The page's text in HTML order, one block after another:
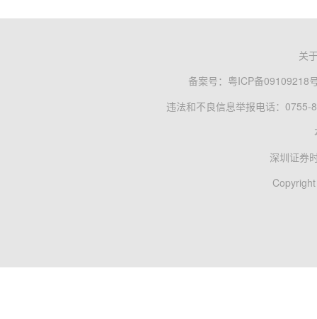
关
备案号： 粤ICP备09109218
违法和不良信息举报电话：0755-
深圳证券